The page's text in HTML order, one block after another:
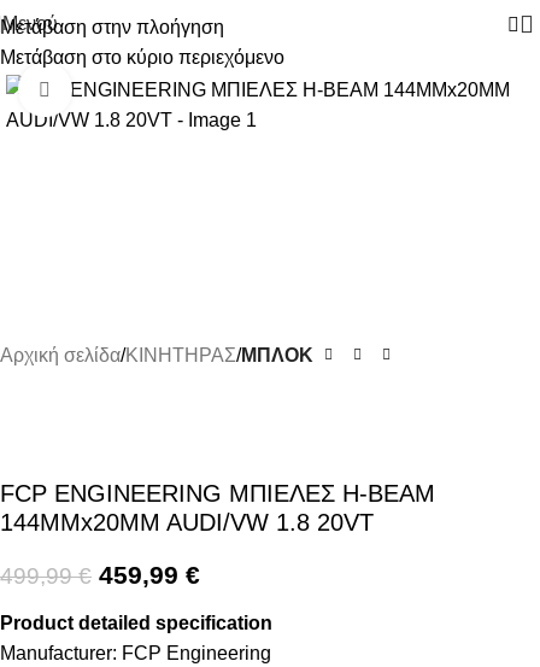
Μετάβαση στην πλοήγηση
Μετάβαση στο κύριο περιεχόμενο
Μενού
-8%
Κάντε κλικ για μεγέθυνση
Αρχική σελίδα ΚΙΝΗΤΗΡΑΣ ΜΠΛΟΚ
FCP ENGINEERING ΜΠΙΕΛΕΣ H-BEAM
144MMx20MM AUDI/VW 1.8 20VT
499,99€ 459,99 €
Product detailed specification
Manufacturer: FCP Engineering